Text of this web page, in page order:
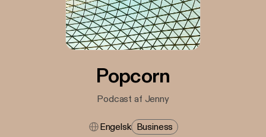
Popcorn
Podcast af Jenny
Engelsk Business